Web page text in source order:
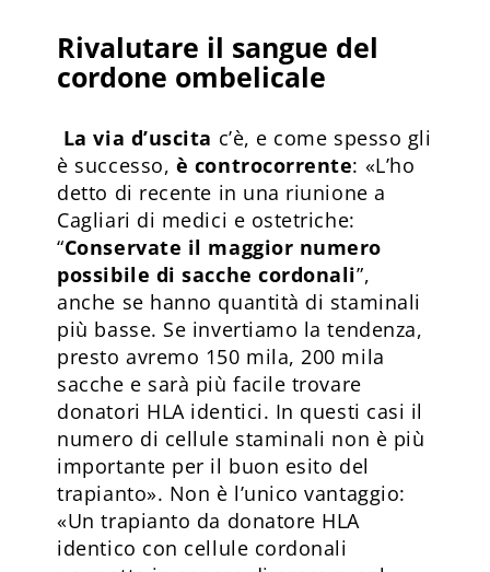
Rivalutare il sangue del
cordone ombelicale
La via d’uscita c’è, e come spesso gli
è successo, è controcorrente: «L’ho
detto di recente in una riunione a
Cagliari di medici e ostetriche:
“Conservate il maggior numero
possibile di sacche cordonali”,
anche se hanno quantità di staminali
più basse. Se invertiamo la tendenza,
presto avremo 150 mila, 200 mila
sacche e sarà più facile trovare
donatori HLA identici. In questi casi il
numero di cellule staminali non è più
importante per il buon esito del
trapianto». Non è l’unico vantaggio:
«Un trapianto da donatore HLA
identico con cellule cordonali